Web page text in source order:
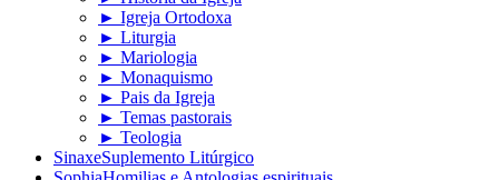
► Igreja Ortodoxa
► Liturgia
► Mariologia
► Monaquismo
► Pais da Igreja
► Temas pastorais
► Teologia
SinaxeSuplemento Litúrgico